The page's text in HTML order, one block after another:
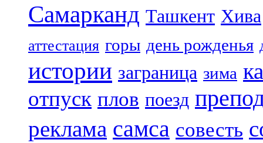
Самарканд Ташкент Хива
аттестация горы день рожденья
истории заграница зима
отпуск плов поезд
реклама самса совесть